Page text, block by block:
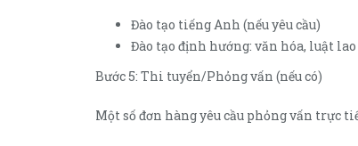
Đào tạo tiếng Anh (nếu yêu cầu)
Đào tạo định hướng: văn hóa, luật
Bước 5: Thi tuyển/Phỏng vấn (nếu có)
Một số đơn hàng yêu cầu phỏng vấn trực